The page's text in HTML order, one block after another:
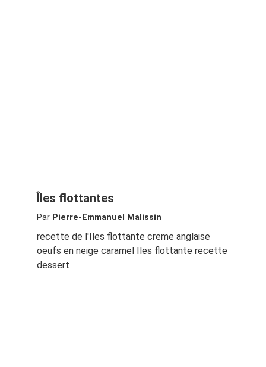
Îles flottantes
Par Pierre-Emmanuel Malissin
recette de l'Iles flottante creme anglaise
oeufs en neige caramel Iles flottante recette
dessert